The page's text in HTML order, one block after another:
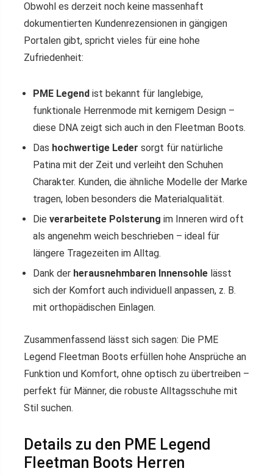
Obwohl es derzeit noch keine massenhaft
dokumentierten Kundenrezensionen in gängigen
Portalen gibt, spricht vieles für eine hohe
Zufriedenheit:
PME Legend ist bekannt für langlebige,
funktionale Herrenmode mit kernigem Design –
diese DNA zeigt sich auch in den Fleetman Boots.
Das hochwertige Leder sorgt für natürliche
Patina mit der Zeit und verleiht den Schuhen
Charakter. Kunden, die ähnliche Modelle der Marke
tragen, loben besonders die Materialqualität.
Die verarbeitete Polsterung im Inneren wird oft
als angenehm weich beschrieben – ideal für
längere Tragezeiten im Alltag.
Dank der herausnehmbaren Innensohle lässt
sich der Komfort auch individuell anpassen, z. B.
mit orthopädischen Einlagen.
Zusammenfassend lässt sich sagen: Die PME
Legend Fleetman Boots erfüllen hohe Ansprüche an
Funktion und Komfort, ohne optisch zu übertreiben –
perfekt für Männer, die robuste Alltagsschuhe mit
Stil suchen.
Details zu den PME Legend
Fleetman Boots Herren